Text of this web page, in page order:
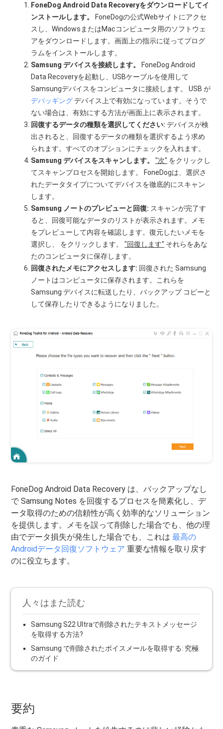
FoneDog Android Data Recoveryをダウンロードしてイ
ンストールします。
FoneDogの公式Webサイトにアクセ
スし、WindowsまたはMacコンピュータ用のソフトウェ
アをダウンロードします。画面上の指示に従ってプログ
ラムをインストールします。
Samsung デバイスを接続します。
FoneDog Android
Data Recoveryを起動し、USBケーブルを使用して
Samsungデバイスをコンピュータに接続します。 USB が
デバッギングデバイス上で有効になっています。そうで
ない場合は、有効にする方法が画面上に表示されます。
回復するデータの種類を選択してください: デバイスが検
出されると、回復するデータの種類を選択するよう求め
られます。すべてのオプションにチェックを入れます。
Samsung デバイスをスキャンします。"次" をクリックし
てスキャンプロセスを開始します。 FoneDogは、選択さ
れたデータタイプについてデバイスを徹底的にスキャン
します。
Samsung ノートのプレビューと回復: スキャンが完了す
ると、回復可能なデータのリストが表示されます。メモ
をプレビューして内容を確認します。復元したいメモを
選択し、 をクリックします。"回復します" それらをあな
たのコンピュータに保存します。
回復されたメモにアクセスします: 回復された Samsung
ノートはコンピュータに保存されます。これらを
Samsung デバイスに転送したり、バックアップ コピーと
して保存したりできるようになりました。
FoneDog Android Data Recovery は、バックアップなし
で Samsung Notes を回復するプロセスを簡素化し、デ
ータ取得のための信頼性が高く効率的なソリューション
を提供します。メモを誤って削除した場合でも、他の理
由でデータ損失が発生した場合でも、これは最高の
Androidデータ回復ソフトウェア 重要な情報を取り戻す
のに役立ちます。
人々はまた読む
Samsung S22 Ultraで削除されたテキストメッセージ
を取得する方法?
Samsung で削除されたボイスメールを取得する: 究極
のガイド
要約